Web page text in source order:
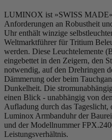
LUMINOX ist »SWISS
Anforderungen an Robustheit
Uhr enthält winzige
Weltmarktführer für Tritium
werden. Diese Leuchtelemente
eingebettet in den Zeigern, den
notwendig, auf den Drehringen
Dämmerung oder beim
Dunkelheit. Die
einen Blick - unabhängig von
Aufladung durch das
Luminox Armbanduhr der
und der Modellnummer
Leistungsverhältnis.